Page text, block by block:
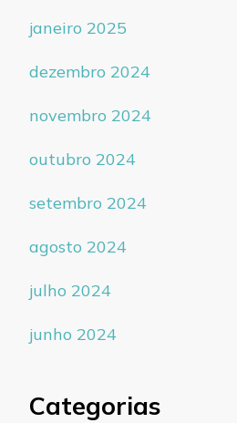
janeiro 2025
dezembro 2024
novembro 2024
outubro 2024
setembro 2024
agosto 2024
julho 2024
junho 2024
Categorias